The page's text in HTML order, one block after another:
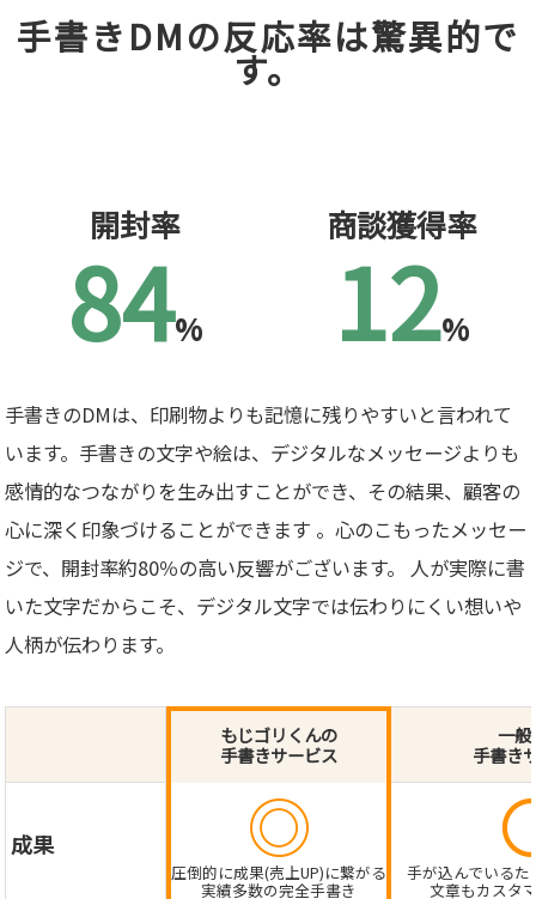
手書きDMの反応率は驚異的で
す。
開封率
84%
商談獲得率
12%
手書きのDMは、印刷物よりも記憶に残りやすいと言われて
います。手書きの文字や絵は、デジタルなメッセージよりも
感情的なつながりを生み出すことができ、その結果、顧客の
心に深く印象づけることができます 。心のこもったメッセー
ジで、開封率約80％の高い反響がございます。 人が実際に書
いた文字だからこそ、デジタル文字では伝わりにくい想いや
人柄が伝わります。
もじゴリくんの
手書きサービス
一般
手書き
成果 ◎
圧倒的に成果(売上UP)に繋がる
実績多数の完全手書き
手が込んでいる
文章もカスタ